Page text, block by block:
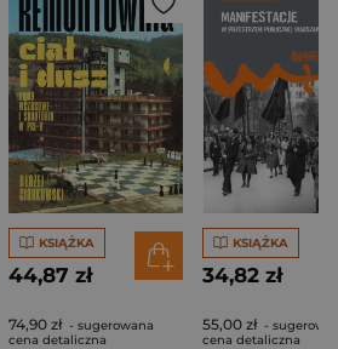
KSIĄŻKA
44,87 zł
74,90 zł - sugerowana
cena detaliczna
KSIĄŻKA
34,82 zł
55,00 zł -
cena detaliczna